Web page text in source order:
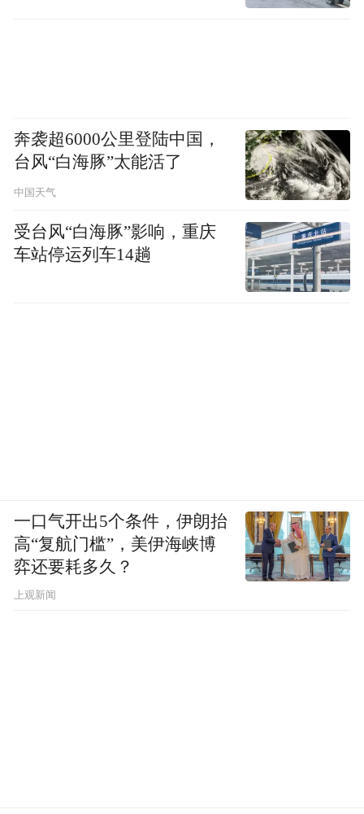
奔袭超6000公里登陆中国，
台风“白海豚”太能活了
中国天气
受台风“白海豚”影响，重庆
车站停运列车14趟
一口气开出5个条件，伊朗抬
高“复航门槛”，美伊海峡博
弈还要耗多久？
上观新闻